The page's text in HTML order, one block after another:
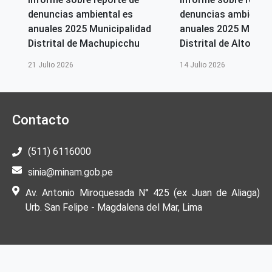
Perú Ucayali
(Editorial)
Idioma
Español
Ciudad de Origen
Lima
Perú
denuncias ambiental es
anuales 2025 Municipalidad
Distrital de Machupicchu
21 Julio 2026
denuncias
anuales 2025
Distrital de Alto
14 Julio 2026
Contacto
(511) 6116000
sinia@minam.gob.pe
Av. Antonio Miroquesada N° 425 (ex Juan de Aliaga)
Urb. San Felipe - Magdalena del Mar, Lima